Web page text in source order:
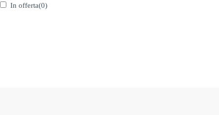
In offerta(0)